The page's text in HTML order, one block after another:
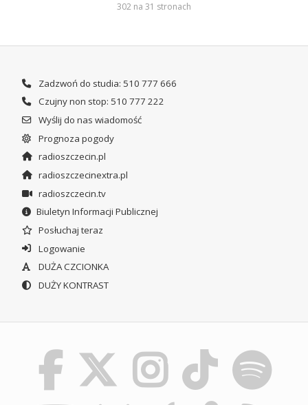
302 na 31 stronach
Zadzwoń do studia: 510 777 666
Czujny non stop: 510 777 222
Wyślij do nas wiadomość
Prognoza pogody
radioszczecin.pl
radioszczecinextra.pl
radioszczecin.tv
Biuletyn Informacji Publicznej
Posłuchaj teraz
Logowanie
DUŻA CZCIONKA
DUŻY KONTRAST